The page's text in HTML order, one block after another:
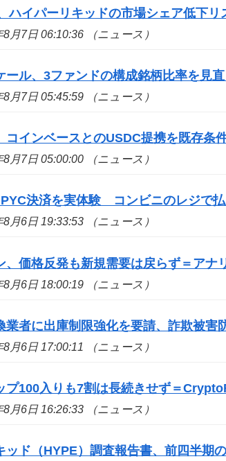
ハイパーリキッドの市場シェア低下リ
月7日 06:10:36 （ニュース）
ール、3ファンドの構成銘柄比率を見直
月7日 05:45:59 （ニュース）
コインベースとのUSDC提携を既存
月7日 05:00:00 （ニュース）
決済を実体験 コンビニのレジで
月6日 19:33:53 （ニュース）
、価格反発も新規需要は戻らず＝アナ
月6日 18:00:19 （ニュース）
業者に出庫制限強化を要請、詐欺被
月6日 17:00:11 （ニュース）
プ100入りも7割は長続きせず＝
月6日 16:26:33 （ニュース）
ッド（HYPE）調査報告書、前四半期